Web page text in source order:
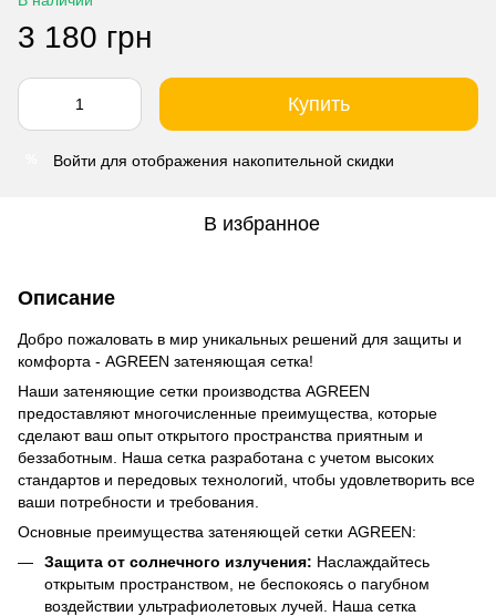
3 180 грн
Купить
Войти для отображения накопительной скидки
В избранное
Описание
Добро пожаловать в мир уникальных решений для защиты и
комфорта - AGREEN затеняющая сетка!
Наши затеняющие сетки производства AGREEN
предоставляют многочисленные преимущества, которые
сделают ваш опыт открытого пространства приятным и
беззаботным. Наша сетка разработана с учетом высоких
стандартов и передовых технологий, чтобы удовлетворить все
ваши потребности и требования.
Основные преимущества затеняющей сетки AGREEN:
Защита от солнечного излучения: Наслаждайтесь
открытым пространством, не беспокоясь о пагубном
воздействии ультрафиолетовых лучей. Наша сетка